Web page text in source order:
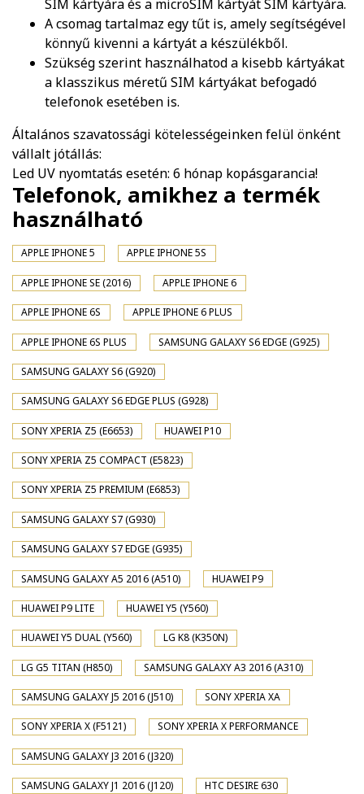
SIM kártyára és a microSIM kártyát SIM kártyára.
A csomag tartalmaz egy tűt is, amely segítségével
könnyű kivenni a kártyát a készülékből.
Szükség szerint használhatod a kisebb kártyákat
a klasszikus méretű SIM kártyákat befogadó
telefonok esetében is.
Általános szavatossági kötelességeinken felül önként
vállalt jótállás:
Led UV nyomtatás esetén: 6 hónap kopásgarancia!
Telefonok, amikhez a termék
használható
APPLE IPHONE 5 APPLE IPHONE 5S
APPLE IPHONE SE (2016) APPLE IPHONE 6
APPLE IPHONE 6S APPLE IPHONE 6 PLUS
APPLE IPHONE 6S PLUS SAMSUNG GALAXY S6 EDGE (G925)
SAMSUNG GALAXY S6 (G920)
SAMSUNG GALAXY S6 EDGE PLUS (G928)
SONY XPERIA Z5 (E6653) HUAWEI P10
SONY XPERIA Z5 COMPACT (E5823)
SONY XPERIA Z5 PREMIUM (E6853)
SAMSUNG GALAXY S7 (G930)
SAMSUNG GALAXY S7 EDGE (G935)
SAMSUNG GALAXY A5 2016 (A510) HUAWEI P9
HUAWEI P9 LITE HUAWEI Y5 (Y560)
HUAWEI Y5 DUAL (Y560) LG K8 (K350N)
LG G5 TITAN (H850) SAMSUNG GALAXY A3 2016 (A310)
SAMSUNG GALAXY J5 2016 (J510) SONY XPERIA XA
SONY XPERIA X (F5121) SONY XPERIA X PERFORMANCE
SAMSUNG GALAXY J3 2016 (J320)
SAMSUNG GALAXY J1 2016 (J120) HTC DESIRE 630